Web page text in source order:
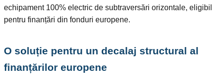
echipament 100% electric de subtraversări orizontale, eligibil
pentru finanțări din fonduri europene.
O soluție pentru un decalaj structural al
finanțărilor europene